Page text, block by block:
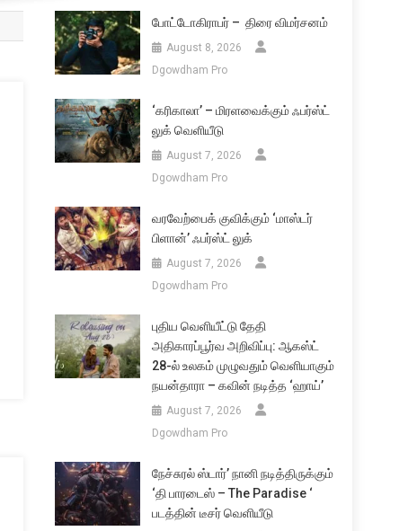
போட்டோகிராபர் – திரை விமர்சனம்
August 8, 2026
Dgowdham Pro
‘கரிகாலா’ – மிரளவைக்கும் ஃபர்ஸ்ட்
லுக் வெளியீடு
August 7, 2026
Dgowdham Pro
வரவேற்பைக் குவிக்கும் ‘மாஸ்டர்
பிளான்’ ஃபர்ஸ்ட் லுக்
August 7, 2026
Dgowdham Pro
புதிய வெளியீட்டு தேதி
அதிகாரப்பூர்வ அறிவிப்பு: ஆகஸ்ட்
28-ல் உலகம் முழுவதும் வெளியாகும்
நயன்தாரா – கவின் நடித்த ‘ஹாய்’
August 7, 2026
Dgowdham Pro
நேச்சுரல் ஸ்டார்’ நானி நடித்திருக்கும்
‘தி பாரடைஸ் – The Paradise ‘
படத்தின் டீசர் வெளியீடு